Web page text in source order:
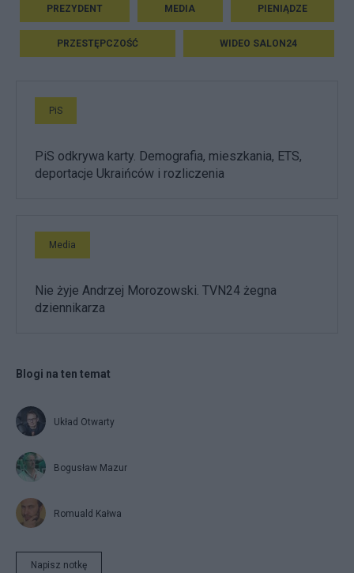
PREZYDENT MEDIA PIENIĄDZE
PRZESTĘPCZOŚĆ WIDEO SALON24
PiS
PiS odkrywa karty. Demografia, mieszkania, ETS,
deportacje Ukraińców i rozliczenia
Media
Nie żyje Andrzej Morozowski. TVN24 żegna
dziennikarza
Blogi na ten temat
Układ Otwarty
Bogusław Mazur
Romuald Kałwa
Napisz notkę